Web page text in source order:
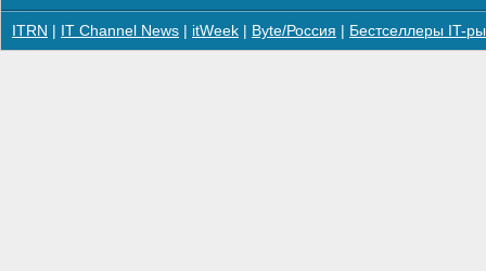
ITRN IT Channel News itWeek Byte/Россия Бестселлеры IT-